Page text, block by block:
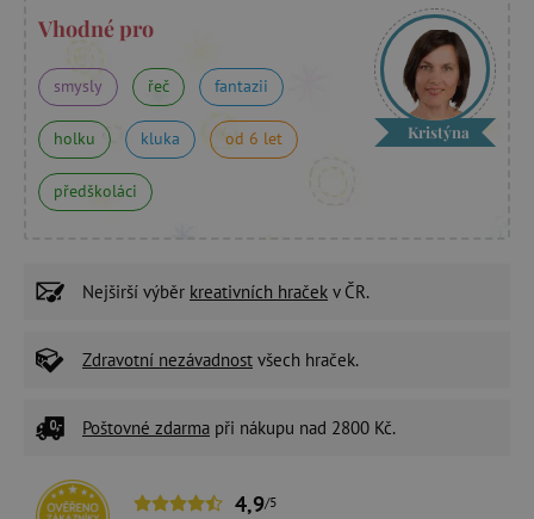
Vhodné pro
smysly řeč fantazii
holku kluka od 6 let
předškoláci
Kristýna
Nejširší výběr kreativních hraček v ČR.
Zdravotní nezávadnost všech hraček.
Poštovné zdarma při nákupu nad 2800 Kč.
4,9/5